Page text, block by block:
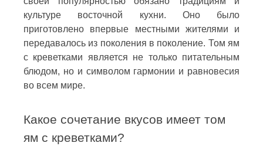
культуре восточной кухни. Оно было
приготовлено впервые местными жителями и
передавалось из поколения в поколение. Том ям
с креветками является не только питательным
блюдом, но и символом гармонии и равновесия
во всем мире.
Какое сочетание вкусов имеет том
ям с креветками?